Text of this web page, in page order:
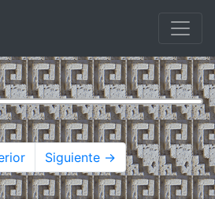
Siguiente →